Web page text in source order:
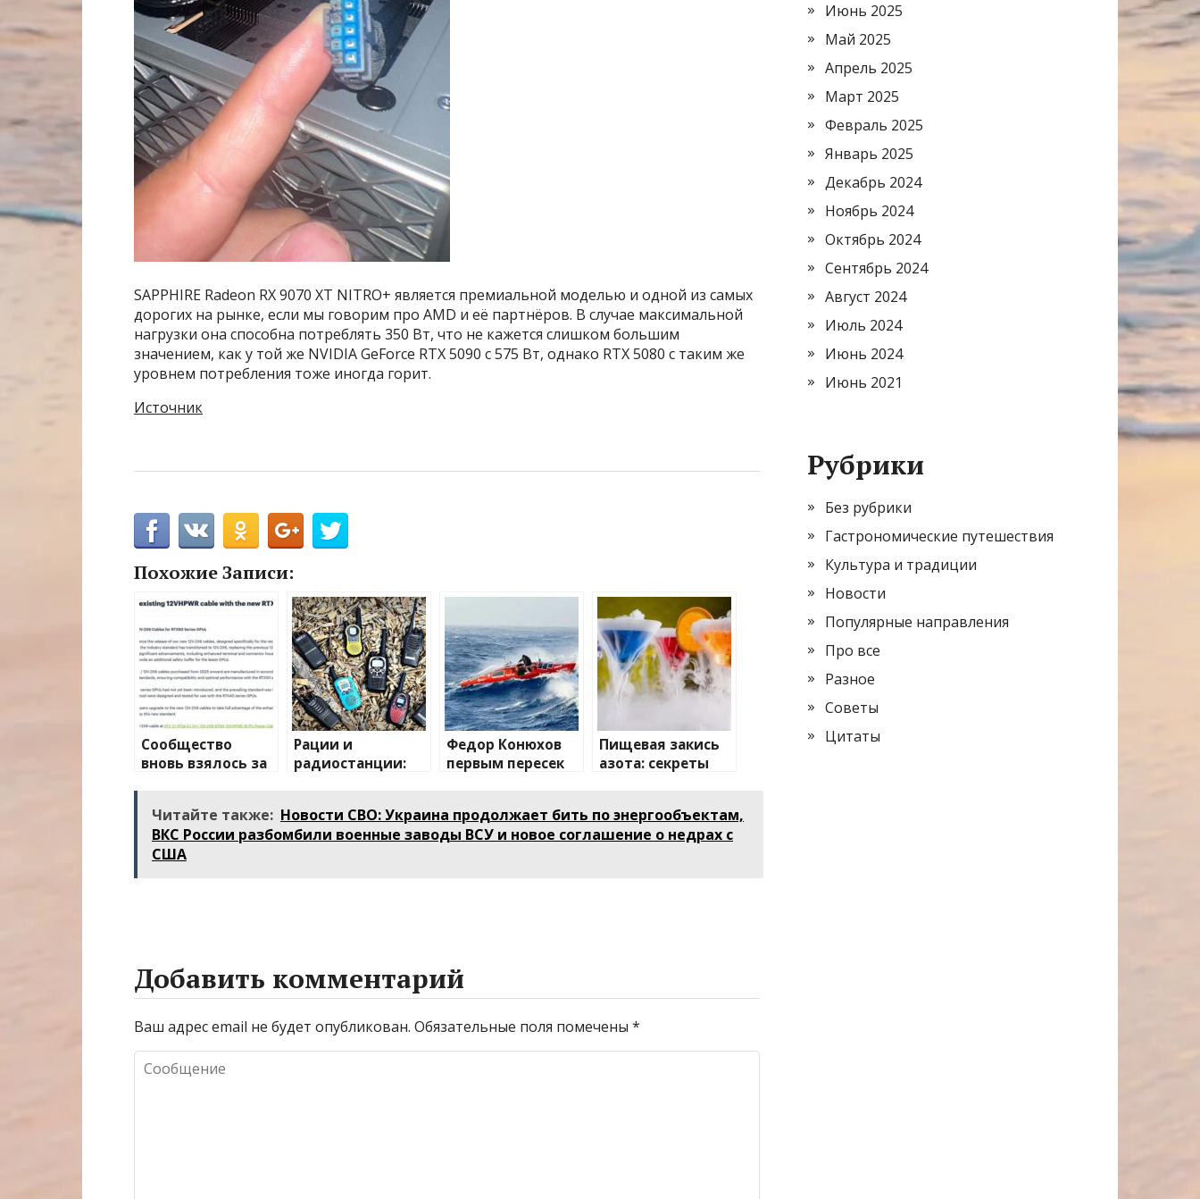
SAPPHIRE Radeon RX 9070 XT NITRO+ является премиальной моделью и одной из самых
дорогих на рынке, если мы говорим про AMD и её партнёров. В случае максимальной
нагрузки она способна потреблять 350 Вт, что не кажется слишком большим
значением, как у той же NVIDIA GeForce RTX 5090 с 575 Вт, однако RTX 5080 с таким же
уровнем потребления тоже иногда горит.
Источник
Похожие Записи:
Сообщество
вновь взялось за
разъема 12V-2×6
Рации и
радиостанции:
миру
беспроводной
Федор Конюхов
первым пересек
весельной лодке
Пищевая закись
азота: секреты
Читайте также: Новости СВО: Украина продолжает бить по энергообъектам,
ВКС России разбомбили военные заводы ВСУ и новое соглашение о недрах с
США
Добавить комментарий
Ваш адрес email не будет опубликован. Обязательные поля помечены *
Июнь 2025
Май 2025
Апрель 2025
Март 2025
Февраль 2025
Январь 2025
Декабрь 2024
Ноябрь 2024
Октябрь 2024
Сентябрь 2024
Август 2024
Июль 2024
Июнь 2024
Июнь 2021
Рубрики
Без рубрики
Гастрономические путешествия
Культура и традиции
Новости
Популярные направления
Про все
Разное
Советы
Цитаты